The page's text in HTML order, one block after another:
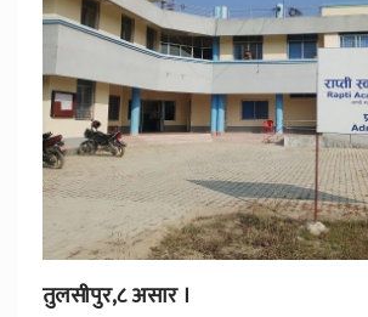
तुलसीपुर,८ असार ।